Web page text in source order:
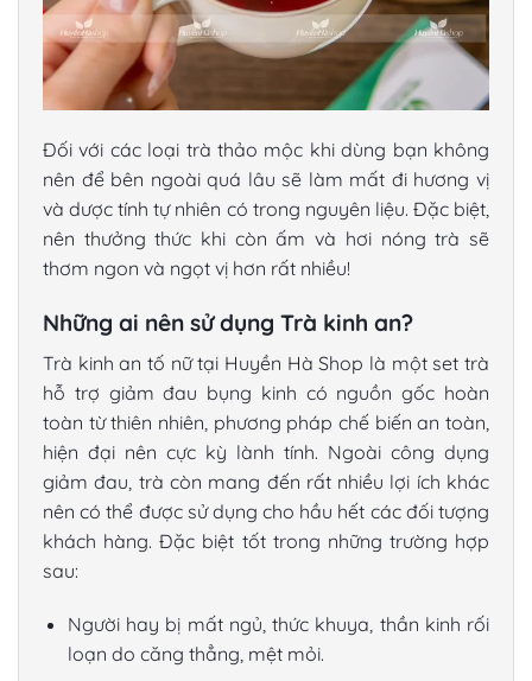
Đối với các loại trà thảo mộc khi dùng bạn không
nên để bên ngoài quá lâu sẽ làm mất đi hương vị
và dược tính tự nhiên có trong nguyên liệu. Đặc biệt,
nên thưởng thức khi còn ấm và hơi nóng trà sẽ
thơm ngon và ngọt vị hơn rất nhiều!
Những ai nên sử dụng Trà kinh an?
Trà kinh an tố nữ tại Huyền Hà Shop là một set trà
hỗ trợ giảm đau bụng kinh có nguồn gốc hoàn
toàn từ thiên nhiên, phương pháp chế biến an toàn,
hiện đại nên cực kỳ lành tính. Ngoài công dụng
giảm đau, trà còn mang đến rất nhiều lợi ích khác
nên có thể được sử dụng cho hầu hết các đối tượng
khách hàng. Đặc biệt tốt trong những trường hợp
sau:
Người hay bị mất ngủ, thức khuya, thần kinh rối
loạn do căng thẳng, mệt mỏi.